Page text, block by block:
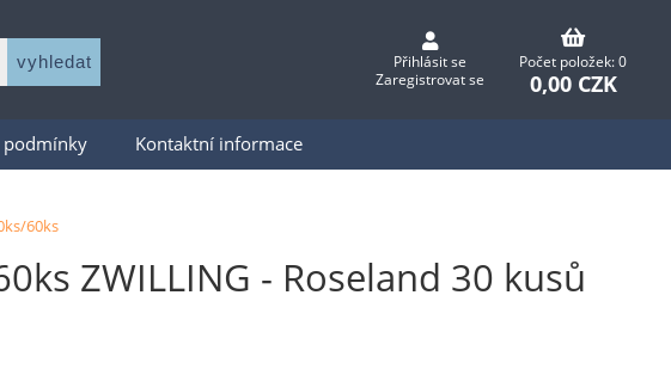
Přihlásit se
Zaregistrovat se
Počet položek: 0
0,00 CZK
Kontaktní informace
60ks
ZWILLING - Roseland 30 kusů